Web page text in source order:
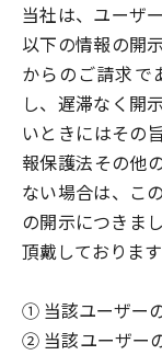
当社は、ユーザ
以下の情報の開
からのご請求で
し、遅滞なく開
いときにはその
報保護法その他
ない場合は、こ
の開示につきま
頂戴しておりま
① 当該ユーザー
② 当該ユーザー